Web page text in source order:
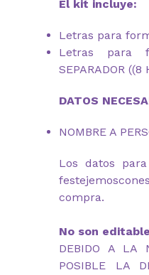
El kit incluye:
Letras para
Letras para
SEPARADOR ((8
DATOS
NOMBRE A
Los datos
compra.
No son
DEBIDO A LA
POSIBLE LA